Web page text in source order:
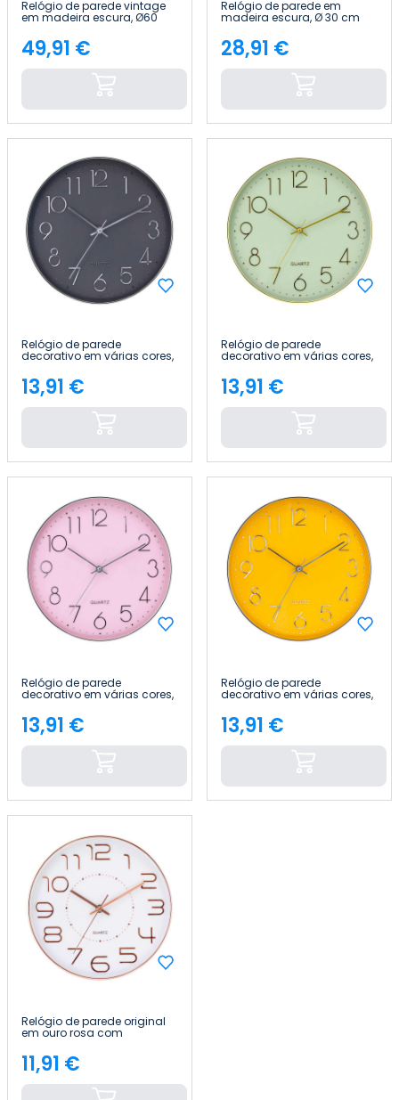
Relógio de parede vintage
em madeira escura, Ø60
Preço
49,91 €
Relógio de parede em
madeira escura, Ø 30 cm
Preço
28,91 €
Relógio de parede
decorativo em várias cores,
Preço
13,91 €
Relógio de parede
decorativo em várias cores,
Preço
13,91 €
Relógio de parede
decorativo em várias cores,
Preço
13,91 €
Relógio de parede
decorativo em várias cores,
Preço
13,91 €
Relógio de parede original
em ouro rosa com
Thinia Home
Preço
11,91 €